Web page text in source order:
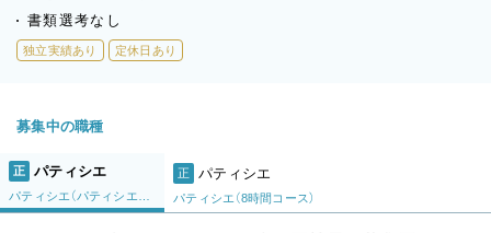
書類選考なし
独立実績あり 定休日あり
募集中の職種
正 パティシエ 正 パティシエ
パティシエ（8時間コース）